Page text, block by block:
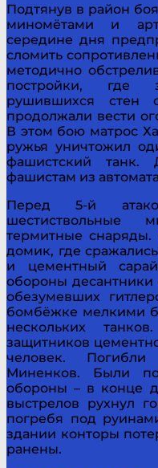
Подтянув в район
миномётами и
середине дня
сломить
методично
постройки, где
рушившихся стен
продолжали вести
В этом бою матрос
ружья уничтожил
фашистский танк.
фашистам из
Перед 5-й
шестиствольные
термитные
домик, где
и цементный
обороны
обезумевших
бомбёжке мелкими
нескольких
защитников
человек.
Миненков. Были
обороны – в конце
выстрелов рухнул
погребя под
здании конторы
ранены.